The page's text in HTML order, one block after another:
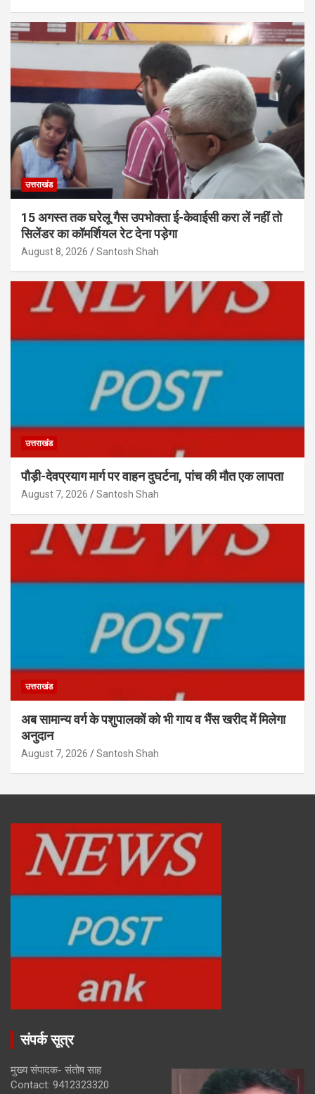
उत्तराखंड
15 अगस्त तक घरेलू गैस उपभोक्ता ई-केवाईसी करा लें नहीं तो
सिलेंडर का कॉमर्शियल रेट देना पड़ेगा
August 8, 2026 Santosh Shah
उत्तराखंड
पौड़ी-देवप्रयाग मार्ग पर वाहन दुघर्टना, पांच की मौत एक लापता
August 7, 2026 Santosh Shah
उत्तराखंड
अब सामान्य वर्ग के पशुपालकों को भी गाय व भैंस खरीद में मिलेगा
अनुदान
August 7, 2026 Santosh Shah
संपर्क सूत्र
मुख्य संपादक- संतोष साह
Contact: 9412323320